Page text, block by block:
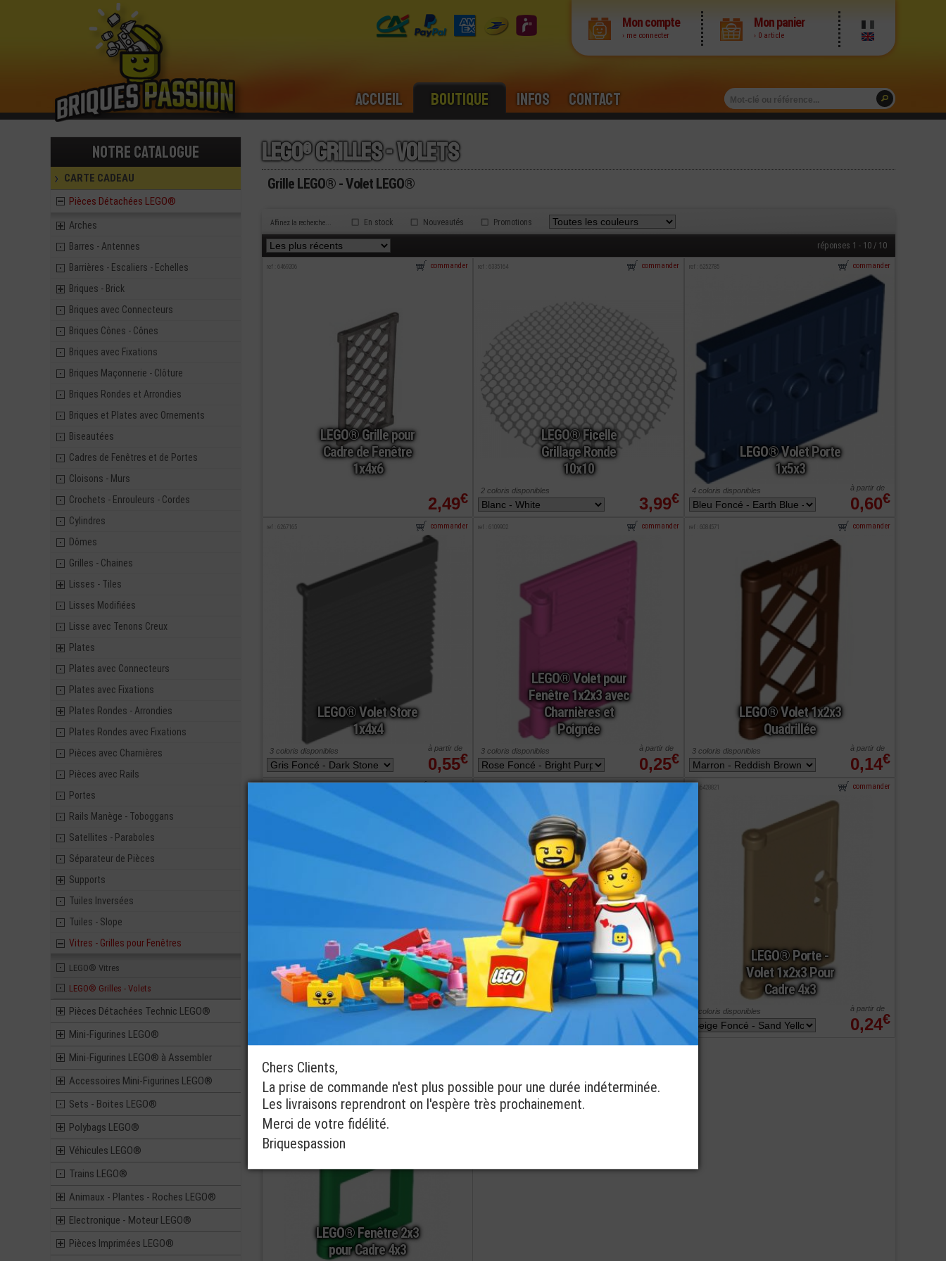
Mon compte
› me connecter
Mon panier
› 0 article
Accueil Boutique Infos Contact
Notre catalogue
CARTE CADEAU
Pièces Détachées LEGO®
Arches
Barres - Antennes
Barrières - Escaliers - Echelles
Briques - Brick
Briques avec Connecteurs
Briques Cônes - Cônes
Briques avec Fixations
Briques Maçonnerie - Clôture
Briques Rondes et Arrondies
Briques et Plates avec Ornements
Biseautées
Cadres de Fenêtres et de Portes
Cloisons - Murs
Crochets - Enrouleurs - Cordes
Cylindres
Dômes
Grilles - Chaines
Lisses - Tiles
Lisses Modifiées
Lisse avec Tenons Creux
Plates
Plates avec Connecteurs
Plates avec Fixations
Plates Rondes - Arrondies
Plates Rondes avec Fixations
Pièces avec Charnières
Pièces avec Rails
Portes
Rails Manège - Toboggans
Satellites - Paraboles
Séparateur de Pièces
Supports
Tuiles Inversées
Tuiles - Slope
Vitres - Grilles pour Fenêtres
LEGO® Vitres
LEGO® Grilles - Volets
Pièces Détachées Technic LEGO®
Mini-Figurines LEGO®
Mini-Figurines LEGO® à Assembler
Accessoires Mini-Figurines LEGO®
Sets - Boites LEGO®
Polybags LEGO®
Véhicules LEGO®
Trains LEGO®
Animaux - Plantes - Roches LEGO®
Electronique - Moteur LEGO®
Pièces Imprimées LEGO®
Lego® grilles - volets
Grille LEGO® - Volet LEGO®
Affinez la recherche... En stock Nouveautés Promotions
réponses 1 - 10 / 10
LEGO® Grille pour
Cadre de Fenêtre
1x4x6
ref : 6469206
2,49€
commander
LEGO® Ficelle
Grillage Ronde
10x10
ref : 6335164
3,99€
commander
2 coloris disponibles
LEGO® Volet Porte
1x5x3
ref : 6252785
0,60€
à partir de
commander
4 coloris disponibles
LEGO® Volet Store
1x4x4
ref : 6267165
0,55€
à partir de
commander
3 coloris disponibles
LEGO® Volet pour
Fenêtre 1x2x3 avec
Charnières et
Poignée
ref : 6109902
0,25€
à partir de
commander
3 coloris disponibles
LEGO® Volet 1x2x3
Quadrillée
ref : 6084571
0,14€
à partir de
commander
3 coloris disponibles
LEGO® Grille -
Volet- Fenêtre
1x2x2
0,16€
à partir de
commander
3 coloris disponibles
LEGO® Fenêtre
Arrondie Grillagée
1x2x2
0,20€
à partir de
commander
2 coloris disponibles
LEGO® Porte -
Volet 1x2x3 Pour
Cadre 4x3
ref : 6428821
0,24€
à partir de
commander
5 coloris disponibles
LEGO® Fenêtre 2x3
pour Cadre 4x3
ref : 6171061 commander
Chers Clients,
La prise de commande n'est plus possible pour une durée indéterminée.
Les livraisons reprendront on l'espère très prochainement.
Merci de votre fidélité.
Briquespassion